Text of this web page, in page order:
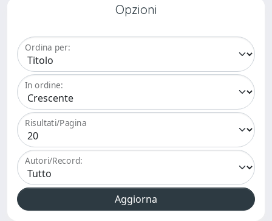
Opzioni
Ordina per:
In ordine:
Risultati/Pagina
Autori/Record: